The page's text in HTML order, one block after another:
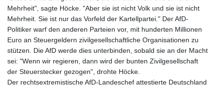
Mehrheit", sagte Höcke. "Aber sie ist nicht Volk und sie ist nicht
Mehrheit. Sie ist nur das Vorfeld der Kartellpartei." Der AfD-
Politiker warf den anderen Parteien vor, mit hunderten Millionen
Euro an Steuergeldern zivilgesellschaftliche Organisationen zu
stützen. Die AfD werde dies unterbinden, sobald sie an der Macht
sei: "Wenn wir regieren, dann wird der bunten Zivilgesellschaft
der Steuerstecker gezogen", drohte Höcke.
Der rechtsextremistische AfD-Landeschef attestierte Deutschland